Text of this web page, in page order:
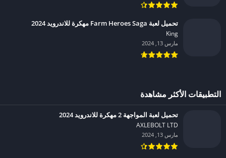
تحميل لعبة Farm Heroes Saga مهكرة للاندرويد 2024
King‏
مارس 13, 2024
التطبيقات الأكثر مشاهدة
تحميل لعبة المواجهة 2 مهكرة للاندرويد 2024
AXLEBOLT LTD‏
مارس 13, 2024